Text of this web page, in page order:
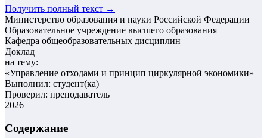
Получить полный текст →
Министерство образования и науки Российской Федерации
Образовательное учреждение высшего образования
Кафедра общеобразовательных дисциплин
Доклад
на тему:
«Управление отходами и принцип циркулярной экономики»
Выполнил: студент(ка)
Проверил: преподаватель
2026
Содержание